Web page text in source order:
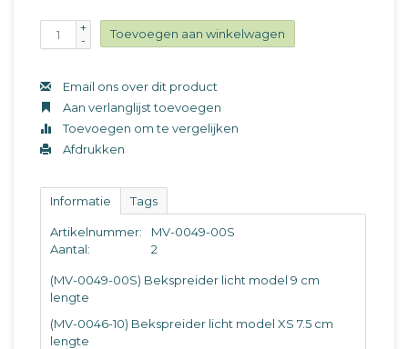
+
-
Toevoegen aan winkelwagen
Email ons over dit product
Aan verlanglijst toevoegen
Toevoegen om te vergelijken
Afdrukken
Informatie Tags
Artikelnummer:
MV-0049-00S
Aantal:
2
(MV-0049-00S) Bekspreider licht model 9 cm
lengte
(MV-0046-10) Bekspreider licht model XS 7.5 cm
lengte